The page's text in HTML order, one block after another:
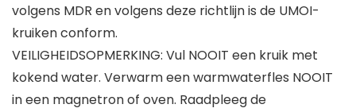
volgens MDR en volgens deze richtlijn is de UMOI-
kruiken conform.
VEILIGHEIDSOPMERKING: Vul NOOIT een kruik met
kokend water. Verwarm een warmwaterfles NOOIT
in een magnetron of oven. Raadpleeg de